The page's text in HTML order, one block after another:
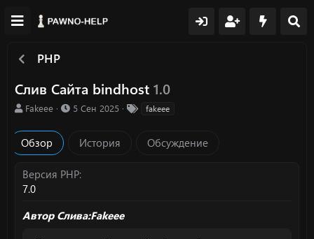
PHP
Слив Сайта bindhost 1.0
А
т
о
р
Fakeee
Д
о
н
5 Сен 2025 fakeee
Обзор История Обсуждение
Версия PHP
7.0
Автор Слива:Fakeee